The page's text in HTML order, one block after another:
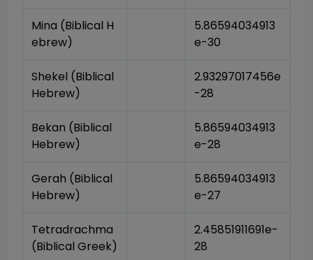
Mina (Biblical H
ebrew)
5.86594034913
e-30
Shekel (Biblical
Hebrew)
2.93297017456e
-28
Bekan (Biblical
Hebrew)
5.86594034913
e-28
Gerah (Biblical
Hebrew)
5.86594034913
e-27
Tetradrachma
(Biblical Greek)
2.45851911691e-
28